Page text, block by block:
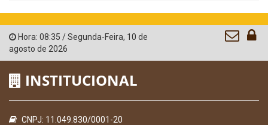
Hora: 08:35 /Segunda-Feira, 10 de
agosto de 2026
INSTITUCIONAL
CNPJ: 11.049.830/0001-20